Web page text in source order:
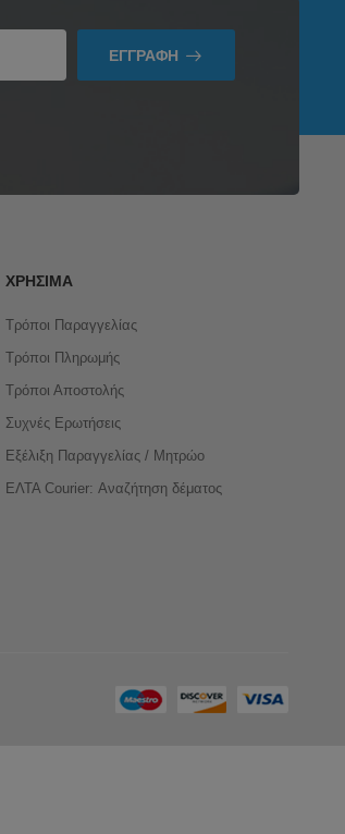
ΕΓΓΡΑΦΉ
ΧΡΉΣΙΜΑ
Τρόποι Παραγγελίας
Τρόποι Πληρωμής
Τρόποι Αποστολής
Συχνές Ερωτήσεις
Εξέλιξη Παραγγελίας / Μητρώο
ΕΛΤΑ Courier: Αναζήτηση δέματος